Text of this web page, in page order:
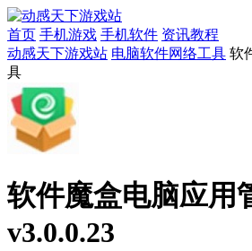
首页 手机游戏 手机软件 资讯教程
动感天下游戏站 电脑软件网络工具 软
具
软件魔盒电脑应用
v3.0.0.23